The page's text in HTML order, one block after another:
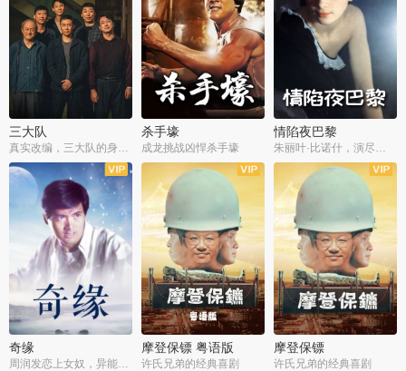
三大队 杀手壕
成龙挑战凶悍杀手壕
情陷夜巴黎
奇缘
周润发恋上女奴，异能护体战邪派
摩登保镖 粤语版
许氏兄弟的经典喜剧
摩登保镖
许氏兄弟的经典喜剧